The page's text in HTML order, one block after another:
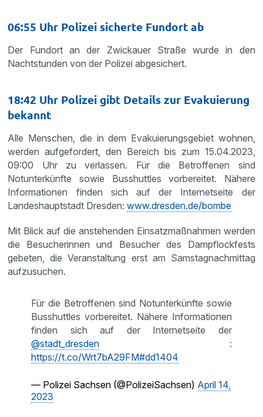
06:55 Uhr Polizei sicherte Fundort ab
Der Fundort an der Zwickauer Straße wurde in den
Nachtstunden von der Polizei abgesichert.
18:42 Uhr Polizei gibt Details zur Evakuierung
bekannt
Alle Menschen, die in dem Evakuierungsgebiet wohnen,
werden aufgefordert, den Bereich bis zum 15.04.2023,
09:00 Uhr zu verlassen. Für die Betroffenen sind
Notunterkünfte sowie Busshuttles vorbereitet. Nähere
Informationen finden sich auf der Internetseite der
Landeshauptstadt Dresden:www.dresden.de/bombe
Mit Blick auf die anstehenden Einsatzmaßnahmen werden
die Besucherinnen und Besucher des Dampflockfests
gebeten, die Veranstaltung erst am Samstagnachmittag
aufzusuchen.
Für die Betroffenen sind Notunterkünfte sowie
Busshuttles vorbereitet. Nähere Informationen
finden sich auf der Internetseite der
@stadt_dresden :
https://t.co/Wrt7bA29FM#dd1404
— Polizei Sachsen (@PolizeiSachsen) April 14,
2023